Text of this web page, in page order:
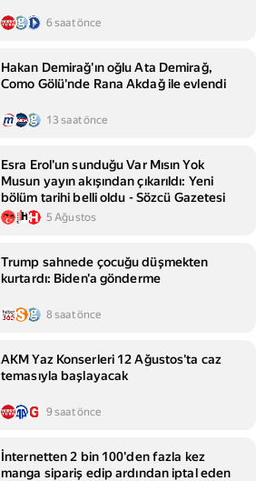
6 saat önce
Hakan Demirağ'ın oğlu Ata Demirağ,
Como Gölü'nde Rana Akdağ ile evlendi
13 saat önce
Esra Erol'un sunduğu Var Mısın Yok
Musun yayın akışından çıkarıldı: Yeni
bölüm tarihi belli oldu - Sözcü Gazetesi
5 Ağustos
Trump sahnede çocuğu düşmekten
kurtardı: Biden'a gönderme
8 saat önce
AKM Yaz Konserleri 12 Ağustos'ta caz
temasıyla başlayacak
9 saat önce
İnternetten 2 bin 100'den fazla kez
manga sipariş edip ardından iptal eden